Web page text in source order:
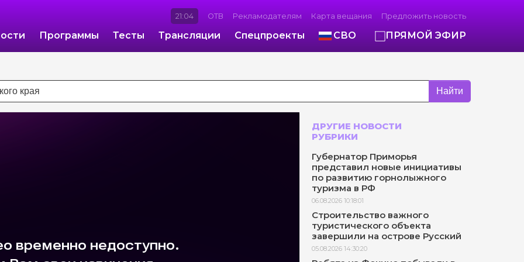
21:04 ОТВ Рекламодателям Карта вещания Предложить новость
Программы Тесты Трансляции Спецпроекты СВО ПРЯМОЙ ЭФИР
Найти
ДРУГИЕ НОВОСТИ
РУБРИКИ
Губернатор Приморья
представил новые инициативы
по развитию горнолыжного
туризма в РФ
06.08.2026 10:18:01
Строительство важного
туристического объекта
завершили на острове Русский
05.08.2026 14:30:20